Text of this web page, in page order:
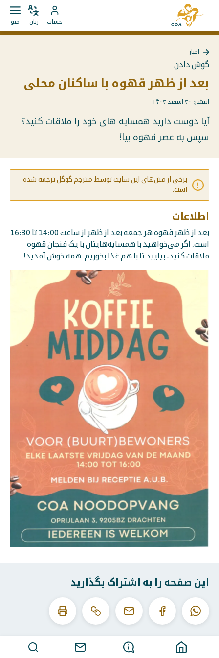
مستقیما
محتوا
صفحه
اصلی
به
حساب
حساب
زبان
تغییر
زبان
باز
منو
منو
بازگشت
به
Page
اخبار
گوش دادن
بعد از ظهر قهوه با ساکنان محلی
انتشار: ۳۰ اسفند ۱۴۰۳
آیا دوست دارید همسایه های خود را ملاقات کنید؟
سپس به عصر قهوه بیا!
برخی از متن‌های این سایت توسط مترجم گوگل ترجمه شده
است.
اطلاعات
بعد از ظهر قهوه هر جمعه بعد از ظهر از ساعت 14:00 تا 16:30
است. اگر می‌خواهید با همسایه‌هایتان با یک فنجان قهوه
ملاقات کنید، بیایید تا با هم غذا بخوریم. همه خوش آمدید!
این صفحه را به اشتراک بگذارید
واتساپ
فیس
ایمیل
این
URL
کپی
کنید
این
صفحه